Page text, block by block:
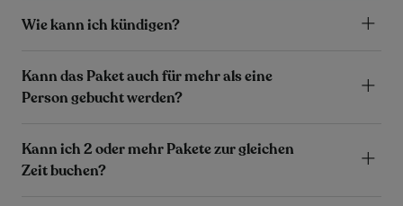
Wie kann ich kündigen?
Kann das Paket auch für mehr als eine
Person gebucht werden?
Kann ich 2 oder mehr Pakete zur gleichen
Zeit buchen?